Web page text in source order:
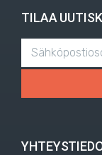
TILAA